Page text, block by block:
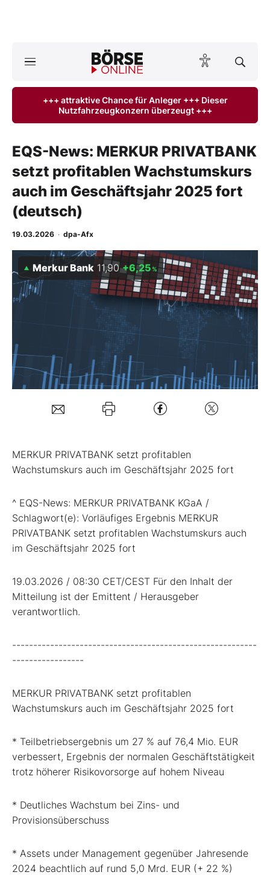
ktuelle Ausgabe BÖRSE ONLINE lesen
Finanz-Check
Abo & Shop
BO-Musterdepots
Experten
Mein B:O
Folgen Sie uns
Kontakt
+++ attraktive Chance für Anleger +++ Dieser
Nutzfahrzeugkonzern überzeugt +++
EQS-News: MERKUR PRIVATBANK
setzt profitablen Wachstumskurs
auch im Geschäftsjahr 2025 fort
(deutsch)
19.03.2026 · dpa-Afx
Merkur Bank 11,90 +6,25%
MERKUR PRIVATBANK setzt profitablen
Wachstumskurs auch im Geschäftsjahr 2025 fort
^ EQS-News: MERKUR PRIVATBANK KGaA /
Schlagwort(e): Vorläufiges Ergebnis MERKUR
PRIVATBANK setzt profitablen Wachstumskurs auch
im Geschäftsjahr 2025 fort
19.03.2026 / 08:30 CET/CEST Für den Inhalt der
Mitteilung ist der Emittent / Herausgeber
verantwortlich.
----------------------------------------------------------
-----------------
MERKUR PRIVATBANK setzt profitablen
Wachstumskurs auch im Geschäftsjahr 2025 fort
* Teilbetriebsergebnis um 27 % auf 76,4 Mio. EUR
verbessert, Ergebnis der normalen Geschäftstätigkeit
trotz höherer Risikovorsorge auf hohem Niveau
* Deutliches Wachstum bei Zins- und
Provisionsüberschuss
* Assets under Management gegenüber Jahresende
2024 beachtlich auf rund 5,0 Mrd. EUR (+ 22 %)